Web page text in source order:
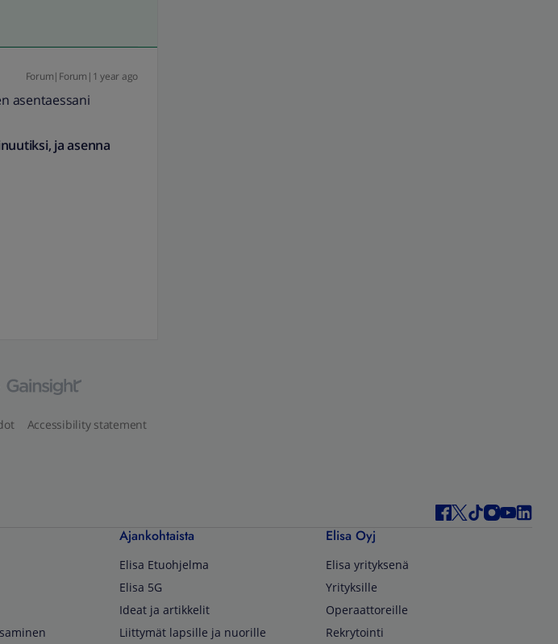
Forum|Forum|1 year ago
asentaessani
ja asenna
Accessibility statement
Ajankohtaista
Elisa Etuohjelma
Elisa 5G
Ideat ja artikkelit
Liittymät lapsille ja nuorille
Elisa Oyj
Elisa yrityksenä
Yrityksille
Operaattoreille
Rekrytointi